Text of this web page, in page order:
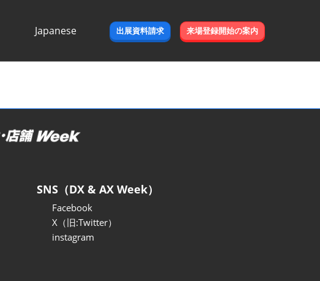
Japanese
出展資料請求 来場登録開始の案内
SNS（DX & AX Week）
Facebook
X（旧:Twitter）
instagram